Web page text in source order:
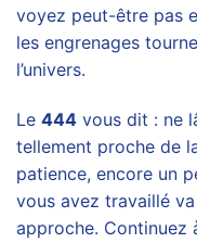
voyez peut-être pas
les engrenages
l’univers.
Le 444 vous dit : ne
tellement proche de
patience, encore un
vous avez travaillé
approche. Continuez